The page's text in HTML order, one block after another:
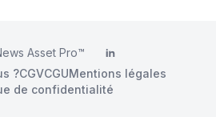
Asset Pro™ LinkedIn
?CGVCGUMentions légales
de confidentialité